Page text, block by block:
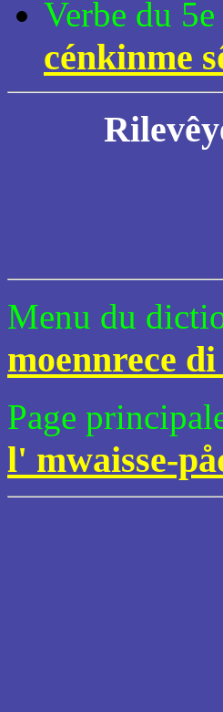
Verbe du
cénkinme
Menu du
moennrece
Page
l' mwaisse-